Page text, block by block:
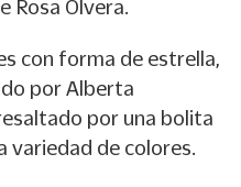
Rosa Olvera.
con forma de estrella,
por Alberta
por una bolita
variedad de colores.